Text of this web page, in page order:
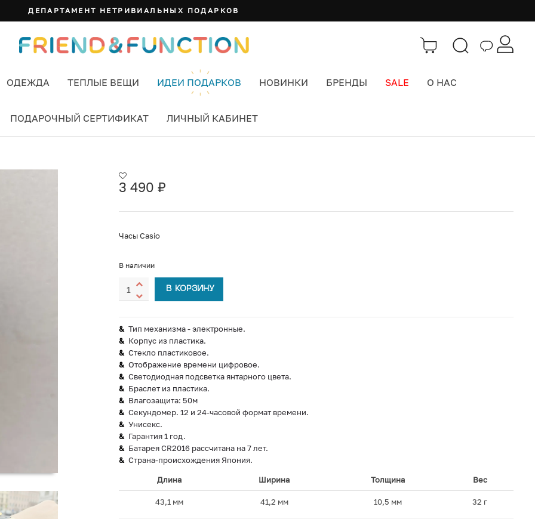
ДЕПАРТАМЕНТ НЕТРИВИАЛЬНЫХ ПОДАРКОВ
ОДЕЖДА ТЕПЛЫЕ ВЕЩИ ИДЕИ ПОДАРКОВ НОВИНКИ БРЕНДЫ SALE О НАС
ПОДАРОЧНЫЙ СЕРТИФИКАТ ЛИЧНЫЙ КАБИНЕТ
3 490 ₽
Часы Casio
В наличии
В КОРЗИНУ
Тип механизма - электронные.
Корпус из пластика.
Стекло пластиковое.
Отображение времени цифровое.
Светодиодная подсветка янтарного цвета.
Браслет из пластика.
Влагозащита: 50м
Секундомер. 12 и 24-часовой формат времени.
Унисекс.
Гарантия 1 год.
Батарея CR2016 рассчитана на 7 лет.
Страна-происхождения Япония.
Длина Ширина Толщина Вес
43,1 мм 41,2 мм 10,5 мм 32 г